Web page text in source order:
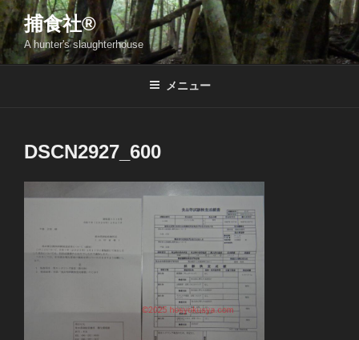
コ
ン
テ
ン
捕食社®
A hunter's slaughterhouse
メニュー
DSCN2927_600